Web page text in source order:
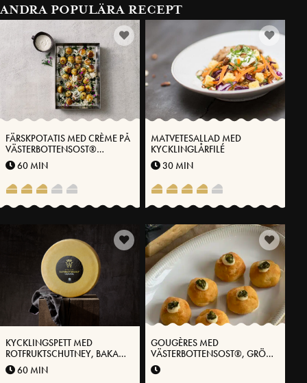
ANDRA POPULÄRA RECEPT
FÄRSKPOTATIS MED CRÈME PÅ
VÄSTERBOTTENSOST®
ÖRTOLJA OCH SYRAD
SOMMARLÖK
60 MIN
MATVETESALLAD MED
KYCKLINGLÅRFILÉ
30 MIN
KYCKLINGSPETT MED
ROTFRUKTSCHUTNEY, BAKADE
POTATISHALVOR OCH LIME-
HONUNGSYOGHURT
60 MIN
GOUGÈRES MED
VÄSTERBOTTENSOST®, GRÖN
CHILI OCH HONUNG